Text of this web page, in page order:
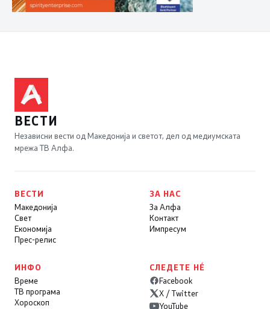
ВЕСТИ
Независни вести од Македонија и светот, дел од медиумската
мрежа ТВ Алфа.
ВЕСТИ
Македонија
Свет
Економија
Прес-релис
ЗА НАС
За Алфа
Контакт
Импресум
ИНФО
Време
ТВ програма
Хороскоп
СЛЕДЕТЕ НÉ
Facebook
X / Twitter
YouTube